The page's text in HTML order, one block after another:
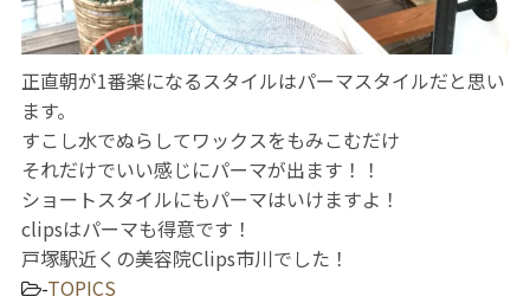
正直朝が1番楽になるスタイルはパーマスタイルだと思い
ます。
すこし水でぬらしてワックスをもみこむだけ
それだけでいい感じにパーマが出ます！！
ショートスタイルにもパーマはいけますよ！
clipsはパーマも得意です！
戸塚駅近くの美容院Clips市川でした！
-TOPICS